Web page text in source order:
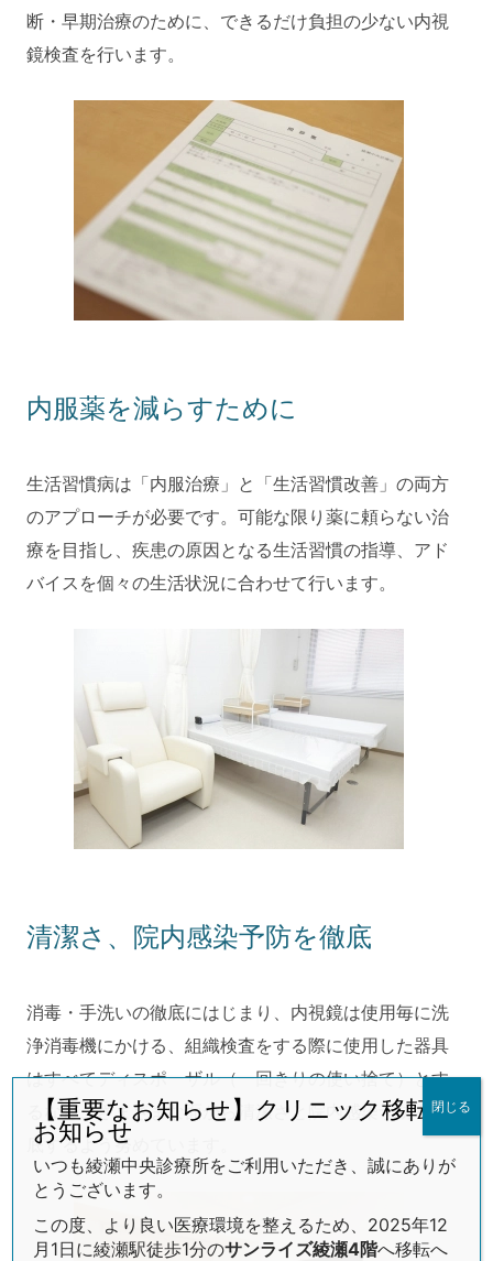
断・早期治療のために、できるだけ負担の少ない内視
鏡検査を行います。
内服薬を減らすために
生活習慣病は「内服治療」と「生活習慣改善」の両方
のアプローチが必要です。可能な限り薬に頼らない治
療を目指し、疾患の原因となる生活習慣の指導、アド
バイスを個々の生活状況に合わせて行います。
清潔さ、院内感染予防を徹底
消毒・手洗いの徹底にはじまり、内視鏡は使用毎に洗
浄消毒機にかける、組織検査をする際に使用した器具
はすべてディスポーザル（一回きりの使い捨て）とす
るなど、さまざまな面から清潔さと院内感染予防を徹
底するよう努めています。
【重要なお知らせ】クリニック移転の
お知らせ
いつも綾瀬中央診療所をご利用いただき、誠にありが
とうございます。
この度、より良い医療環境を整えるため、2025年12
月1日に綾瀬駅徒歩1分のサンライズ綾瀬4階へ移転へ
閉じる